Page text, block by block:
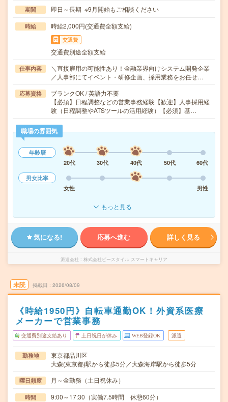
期間 即日～長期 ※9月開始もご相談ください
時給 時給2,000円(交通費全額支給)
交通費
交通費別途全額支給
仕事内容
＼直接雇用の可能性あり！金融業界向けシステム開発企業
／人事部にてイベント・研修企画、採用業務をお任せ…
応募資格
ブランクOK / 英語力不要
【必須】日程調整などの営業事務経験【歓迎】人事採用経
験（日程調整やATSツールの活用経験）【必須】基…
職場の雰囲気
年齢層
20代
30代 40代 50代
60代
男女比率
女性
男性
もっと見る
気になる! 応募へ進む 詳しく見る
派遣会社 株式会社ビースタイル スマートキャリア
未読 掲載日 2026/08/09
《時給1950円》自転車通勤OK！外資系医療
メーカーで営業事務
交通費別途支給あり 土日祝日が休み WEB登録OK 派遣
勤務地
東京都品川区
大森(東京都)駅から徒歩5分／大森海岸駅から徒歩5分
曜日頻度 月～金勤務（土日祝休み）
時間 9:00～17:30（実働7.5時間 休憩60分）